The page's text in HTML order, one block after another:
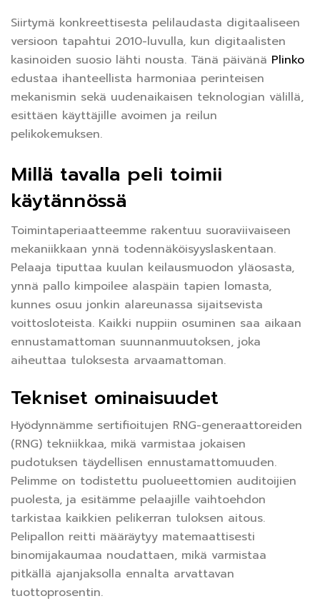
Siirtymä konkreettisesta pelilaudasta digitaaliseen
versioon tapahtui 2010-luvulla, kun digitaalisten
kasinoiden suosio lähti nousta. Tänä päivänä Plinko
edustaa ihanteellista harmoniaa perinteisen
mekanismin sekä uudenaikaisen teknologian välillä,
esittäen käyttäjille avoimen ja reilun
pelikokemuksen.
Millä tavalla peli toimii
käytännössä
Toimintaperiaatteemme rakentuu suoraviivaiseen
mekaniikkaan ynnä todennäköisyyslaskentaan.
Pelaaja tiputtaa kuulan keilausmuodon yläosasta,
ynnä pallo kimpoilee alaspäin tapien lomasta,
kunnes osuu jonkin alareunassa sijaitsevista
voittosloteista. Kaikki nuppiin osuminen saa aikaan
ennustamattoman suunnanmuutoksen, joka
aiheuttaa tuloksesta arvaamattoman.
Tekniset ominaisuudet
Hyödynnämme sertifioitujen RNG-generaattoreiden
(RNG) tekniikkaa, mikä varmistaa jokaisen
pudotuksen täydellisen ennustamattomuuden.
Pelimme on todistettu puolueettomien auditoijien
puolesta, ja esitämme pelaajille vaihtoehdon
tarkistaa kaikkien pelikerran tuloksen aitous.
Pelipallon reitti määräytyy matemaattisesti
binomijakaumaa noudattaen, mikä varmistaa
pitkällä ajanjaksolla ennalta arvattavan
tuottoprosentin.